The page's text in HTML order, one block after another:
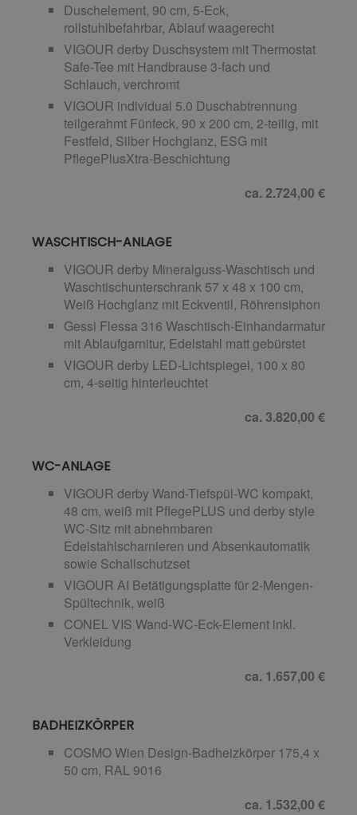
Duschelement, 90 cm, 5-Eck,
rollstuhlbefahrbar, Ablauf waagerecht
VIGOUR derby Duschsystem mit Thermostat
Safe-Tee mit Handbrause 3-fach und
Schlauch, verchromt
VIGOUR individual 5.0 Duschabtrennung
teilgerahmt Fünfeck, 90 x 200 cm, 2-teilig, mit
Festfeld, Silber Hochglanz, ESG mit
PflegePlusXtra-Beschichtung
ca. 2.724,00 €
WASCHTISCH-ANLAGE
VIGOUR derby Mineralguss-Waschtisch und
Waschtischunterschrank 57 x 48 x 100 cm,
Weiß Hochglanz mit Eckventil, Röhrensiphon
Gessi Flessa 316 Waschtisch-Einhandarmatur
mit Ablaufgarnitur, Edelstahl matt gebürstet
VIGOUR derby LED-Lichtspiegel, 100 x 80
cm, 4-seitig hinterleuchtet
ca. 3.820,00 €
WC-ANLAGE
VIGOUR derby Wand-Tiefspül-WC kompakt,
48 cm, weiß mit PflegePLUS und derby style
WC-Sitz mit abnehmbaren
Edelstahlscharnieren und Absenkautomatik
sowie Schallschutzset
VIGOUR AI Betätigungsplatte für 2-Mengen-
Spültechnik, weiß
CONEL VIS Wand-WC-Eck-Element inkl.
Verkleidung
ca. 1.657,00 €
BADHEIZKÖRPER
COSMO Wien Design-Badheizkörper 175,4 x
50 cm, RAL 9016
ca. 1.532,00 €